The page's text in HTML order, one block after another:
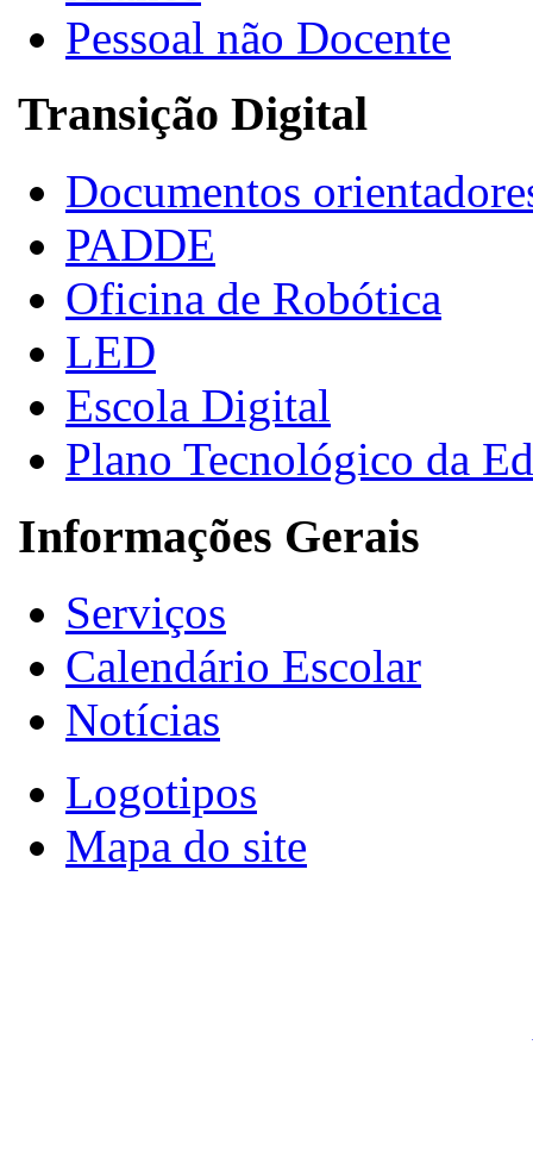
Pessoal não Docente
Transição Digital
Documentos
PADDE
Oficina de Robótica
LED
Escola Digital
Plano Tecnológico da
Informações Gerais
Serviços
Calendário Escolar
Notícias
Logotipos
Mapa do site